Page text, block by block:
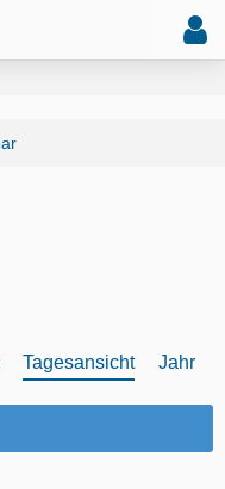
Tagesansicht